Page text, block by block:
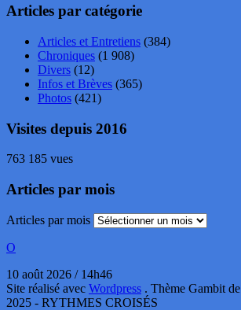
Articles par catégorie
Articles et Entretiens (384)
Chroniques (1 908)
Divers (12)
Infos et Brèves (365)
Photos (421)
Visites depuis 2016
763 185 vues
Articles par mois
Articles par mois
O
10 août 2026 / 14h46
Site réalisé avec Wordpress . Thème Gambit de
2025 - RYTHMES CROISÉS